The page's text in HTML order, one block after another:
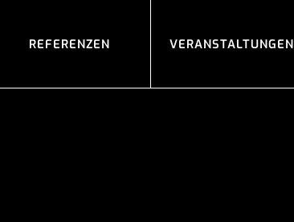
REFERENZEN VERANSTALTUNGEN